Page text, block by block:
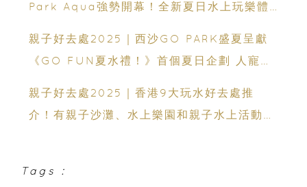
Park Aqua強勢開幕！全新夏日水上玩樂體
親子好去處2025｜西沙GO PARK盛夏呈獻
《GO FUN夏水禮！》首個夏日企劃 人寵同
親子好去處2025｜香港9大玩水好去處推
介！有親子沙灘、水上樂園和親子水上活動中
Tags :